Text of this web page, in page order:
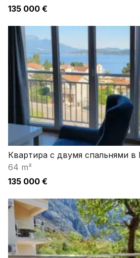
135 000 €
Квартира с двумя спальнями
64 m²
135 000 €